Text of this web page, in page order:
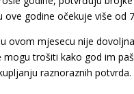
ove godine očekuje više
ovom mjesecu nije
mogu trošiti kako god im
raznoraznih